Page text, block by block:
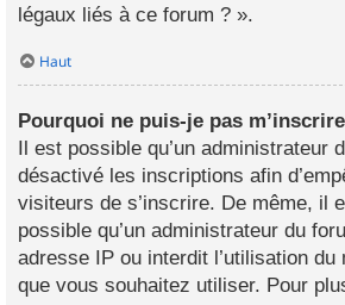
légaux liés à ce forum ? ».
Haut
Pourquoi ne puis-je pas
Il est possible qu’un administrateur
désactivé les inscriptions afin
visiteurs de s’inscrire. De même, il
possible qu’un administrateur du
adresse IP ou interdit l’utilisation du
que vous souhaitez utiliser. Pour